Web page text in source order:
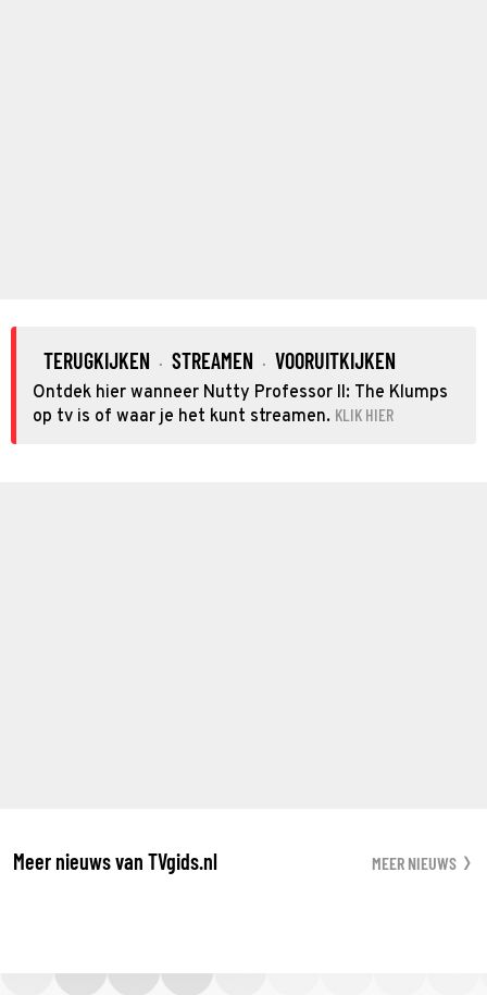
TERUGKIJKEN · STREAMEN · VOORUITKIJKEN
Ontdek hier wanneer Nutty Professor II: The Klumps
op tv is of waar je het kunt streamen. KLIK HIER
Meer nieuws van TVgids.nl MEER NIEUWS